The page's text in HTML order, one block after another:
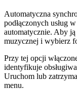
Automatyczna
podłączonych usług
automatycznie. Aby
muzycznej i wybierz
Przy tej opcji
identyfikuje
Uruchom lub
menu.